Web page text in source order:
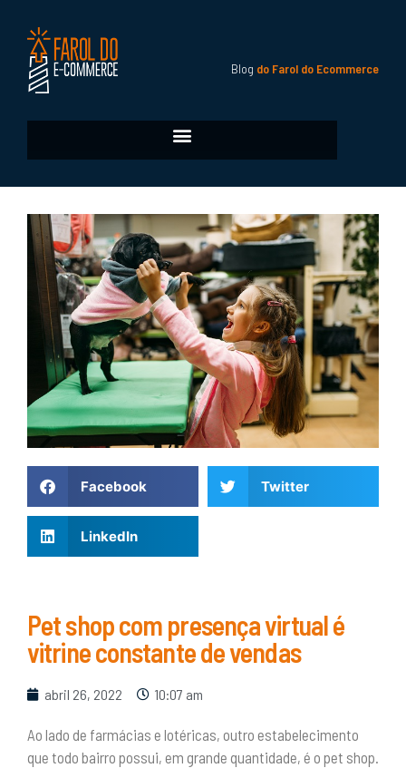
Blog do Farol do Ecommerce
Facebook Twitter
LinkedIn
Pet shop com presença virtual é
vitrine constante de vendas
abril 26, 2022 10:07 am
Ao lado de farmácias e lotéricas, outro estabelecimento
que todo bairro possui, em grande quantidade, é o pet shop.